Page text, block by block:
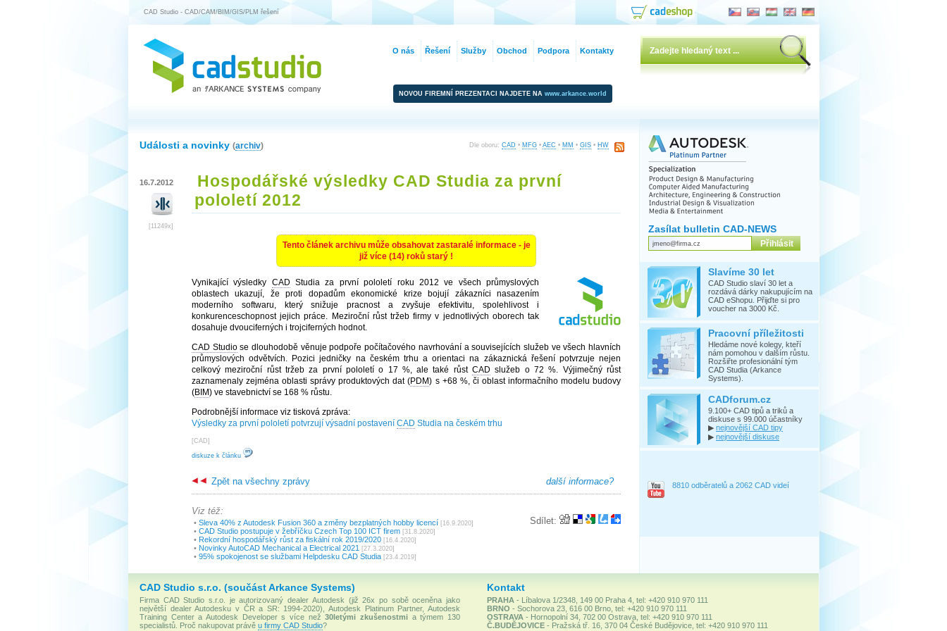
CAD Studio - CAD/CAM/BIM/GIS/PLM řešení
NOVOU FIREMNÍ PREZENTACI NAJDETE NA www.arkance.world
Dle oboru: CAD • MFG • AEC • MM • GIS • HW
Události a novinky (archiv)
16.7.2012
[11249x]
Hospodářské výsledky CAD Studia za první
pololetí 2012
Tento článek archivu může obsahovat zastaralé informace - je
již více (14) roků starý !
Vynikající výsledky CAD Studia za první pololetí roku 2012 ve všech průmyslových
oblastech ukazují, že proti dopadům ekonomické krize bojují zákazníci nasazením
moderního softwaru, který snižuje pracnost a zvyšuje efektivitu, spolehlivost i
konkurenceschopnost jejich práce. Meziroční růst tržeb firmy v jednotlivých oborech tak
dosahuje dvouciferných i trojciferných hodnot.
CAD Studiose dlouhodobě věnuje podpoře počítačového navrhování a souvisejících služeb ve všech hlavních
průmyslových odvětvích. Pozici jedničky na českém trhu a orientaci na zákaznická řešení potvrzuje nejen
celkový meziroční růst tržeb za první pololetí o 17 %, ale také růstCAD služeb o 72 %. Výjimečný růst
zaznamenaly zejména oblasti správy produktových dat (PDM) s +68 %, či oblast informačního modelu budovy
(BIM) ve stavebnictví se 168 % růstu.
Podrobnější informace viz tisková zpráva:
Výsledky za první pololetí potvrzují výsadní postavení CAD Studia na českém trhu
[CAD]
diskuze k článku
další informace?
Zpět na všechny zprávy
Sdílet:
Viz též:
• Sleva 40% z Autodesk Fusion 360 a změny bezplatných hobby licencí [16.9.2020]
• CAD Studio postupuje v žebříčku Czech Top 100 ICT firem [31.8.2020]
• Rekordní hospodářský růst za fiskální rok 2019/2020 [16.4.2020]
• Novinky AutoCAD Mechanical a Electrical 2021 [27.3.2020]
• 95% spokojenost se službami Helpdesku CAD Studia [23.4.2019]
Zasílat bulletin CAD-NEWS
Slavíme 30 let
CAD Studio slaví 30 let a
rozdává dárky nakupujícím na
CAD eShopu. Přijďte si pro
voucher na 3000 Kč.
Pracovní příležitosti
Hledáme nové kolegy, kteří
nám pomohou v dalším růstu.
Rozšiřte profesionální tým
CAD Studia (Arkance
Systems).
CADforum.cz
9.100+ CAD tipů a triků a
diskuse s 99.000 účastníky
▶ nejnovější CAD tipy
▶ nejnovější diskuse
8810 odběratelů a 2062 CAD videí
CAD Studio s.r.o. (součást Arkance Systems)
Firma CAD Studio s.r.o. je autorizovaný dealer Autodesk (již 26x po sobě oceněna jako
největší dealer Autodesku v ČR a SR: 1994-2020), Autodesk Platinum Partner, Autodesk
Training Center a Autodesk Developer s více než30letými zkušenostmi a týmem 130
specialistů. Proč nakupovat právě u firmy CAD Studio?
Kontakt
PRAHA - Líbalova 1/2348, 149 00 Praha 4, tel: +420 910 970 111
BRNO - Sochorova 23, 616 00 Brno, tel: +420 910 970 111
OSTRAVA - Hornopolní 34, 702 00 Ostrava, tel: +420 910 970 111
Č.BUDĚJOVICE- Pražská tř. 16, 370 04 České Budějovice, tel: +420 910 970 111
O nás Řešení Služby Obchod Podpora Kontakty